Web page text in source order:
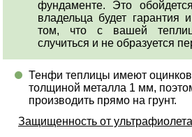
фундаменте. Это
владельца будет гарантия
том, что с вашей
случиться и не образуется
Тенфи теплицы имеют
толщиной металла 1 мм,
производить прямо на грунт.
Защищенность от